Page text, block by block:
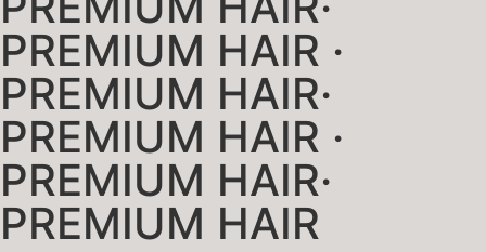
PREMIUM HAIR ·
PREMIUM HAIR·
PREMIUM HAIR ·
PREMIUM HAIR·
PREMIUM HAIR